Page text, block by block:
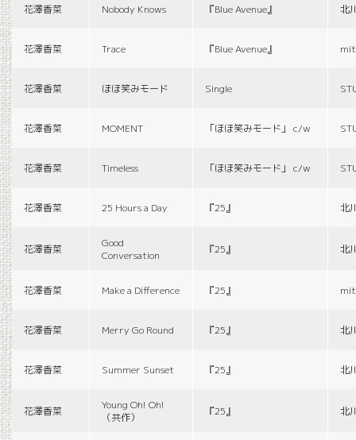
花澤香菜 Nobody Knows 『Blue Avenue』 北
花澤香菜 Trace 『Blue Avenue』
花澤香菜 ほほ笑みモード Single
花澤香菜 MOMENT 「ほほ笑みモード」 c/w
花澤香菜 Timeless 「ほほ笑みモード」 c/w
花澤香菜 25 Hours a Day 『25』 北
花澤香菜
Good
Conversation
『25』 北
花澤香菜 Make a Difference 『25』
花澤香菜 Merry Go Round 『25』 北
花澤香菜 Summer Sunset 『25』 北
花澤香菜
Young Oh! Oh!
（共作）
『25』 北